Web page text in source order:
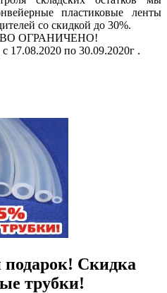
пластиковые ленты
со скидкой до 30%.
ОГРАНИЧЕНО!
по 30.09.2020г .
Скидка
трубки!